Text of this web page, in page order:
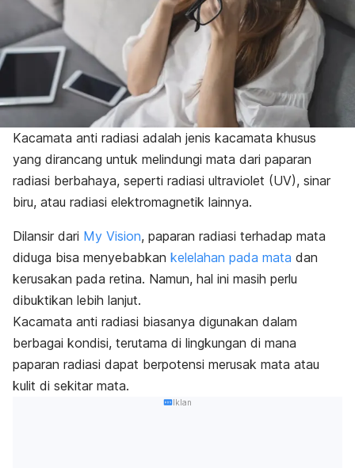
Kacamata anti radiasi adalah jenis kacamata khusus
yang dirancang untuk melindungi mata dari paparan
radiasi berbahaya, seperti radiasi ultraviolet (UV), sinar
biru, atau radiasi elektromagnetik lainnya.
Dilansir dari My Vision, paparan radiasi terhadap mata
diduga bisa menyebabkan kelelahan pada mata dan
kerusakan pada retina. Namun, hal ini masih perlu
dibuktikan lebih lanjut.
Kacamata anti radiasi biasanya digunakan dalam
berbagai kondisi, terutama di lingkungan di mana
paparan radiasi dapat berpotensi merusak mata atau
kulit di sekitar mata.
Iklan